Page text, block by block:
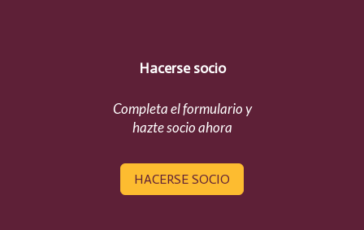
Hacerse socio
Completa el formulario y
hazte socio ahora
HACERSE SOCIO